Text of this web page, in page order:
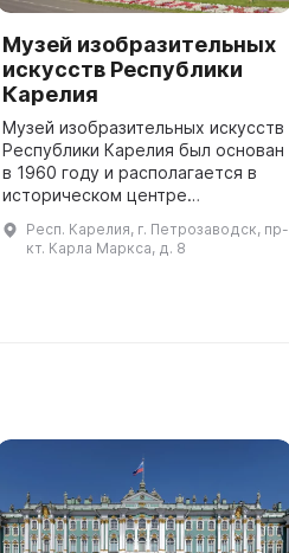
Музей изобразительных
искусств Республики
Карелия
Музей изобразительных искусств
Республики Карелия был основан
в 1960 году и располагается в
историческом центре
Соборной площади (сейчас
площадь Кирова). Здание музея –
Респ. Карелия, г. Петрозаводск, пр-
кт. Карла Маркса, д. 8